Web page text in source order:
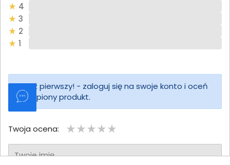
4
3
2
1
Bądź pierwszy! - zaloguj się na swoje konto i oceń
zakupiony produkt.
Twoja ocena:
Twoje imię